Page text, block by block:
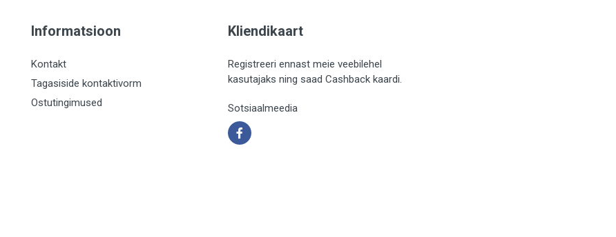
Informatsioon
Kontakt
Tagasiside kontaktivorm
Ostutingimused
Kliendikaart
Registreeri ennast meie veebilehel
kasutajaks ning saad Cashback kaardi.
Sotsiaalmeedia